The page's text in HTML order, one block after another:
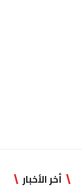
أخر الأخبار